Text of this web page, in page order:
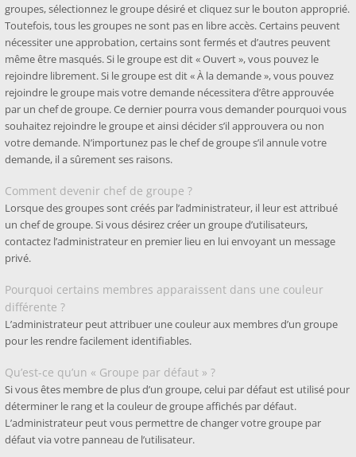
groupes, sélectionnez le groupe désiré et cliquez sur le bouton approprié.
Toutefois, tous les groupes ne sont pas en libre accès. Certains peuvent
nécessiter une approbation, certains sont fermés et d’autres peuvent
même être masqués. Si le groupe est dit « Ouvert », vous pouvez le
rejoindre librement. Si le groupe est dit « À la demande », vous pouvez
rejoindre le groupe mais votre demande nécessitera d’être approuvée
par un chef de groupe. Ce dernier pourra vous demander pourquoi vous
souhaitez rejoindre le groupe et ainsi décider s’il approuvera ou non
votre demande. N’importunez pas le chef de groupe s’il annule votre
demande, il a sûrement ses raisons.
Comment devenir chef de groupe ?
Lorsque des groupes sont créés par l’administrateur, il leur est attribué
un chef de groupe. Si vous désirez créer un groupe d’utilisateurs,
contactez l’administrateur en premier lieu en lui envoyant un message
privé.
Pourquoi certains membres apparaissent dans une couleur
différente ?
L’administrateur peut attribuer une couleur aux membres d’un groupe
pour les rendre facilement identifiables.
Qu’est-ce qu’un « Groupe par défaut » ?
Si vous êtes membre de plus d’un groupe, celui par défaut est utilisé pour
déterminer le rang et la couleur de groupe affichés par défaut.
L’administrateur peut vous permettre de changer votre groupe par
défaut via votre panneau de l’utilisateur.